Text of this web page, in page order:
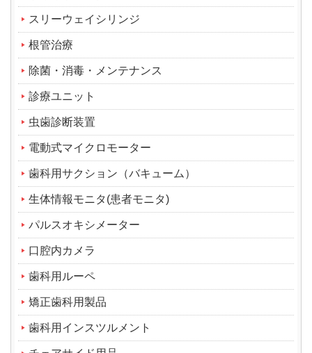
スリーウェイシリンジ
根管治療
除菌・消毒・メンテナンス
診療ユニット
虫歯診断装置
電動式マイクロモーター
歯科用サクション（バキューム）
生体情報モニタ(患者モニタ)
パルスオキシメーター
口腔内カメラ
歯科用ルーペ
矯正歯科用製品
歯科用インスツルメント